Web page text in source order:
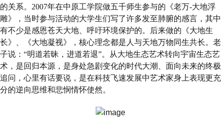
的关系。2007年在中原工学院做五千师生参与的《老万-大地浮
雕》，当时参与活动的大学生们写了许多发至肺腑的感言，其中
有不少是感恩苍天大地、呼吁环境保护的。后来做的《大地生
长》、《大地凝视》，核心理念都是人与天地万物同生共长。老
子说：“明道若昧，进道若退”。从大地生态艺术转向宇宙生态艺
术，是回归本源，是身处急剧变化的时代大潮、面向未来的终极
追问，心里有话要说，是在科技飞速发展中艺术家身上表现更充
分的逆向思维和悲悯情怀使然。